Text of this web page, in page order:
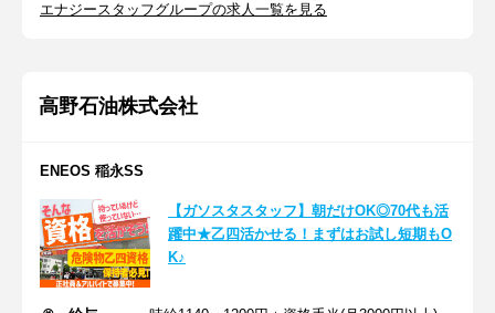
エナジースタッフグループの求人一覧を見る
高野石油株式会社
ENEOS 稲永SS
【ガソスタスタッフ】朝だけOK◎70代も活
躍中★乙四活かせる！まずはお試し短期もO
K♪